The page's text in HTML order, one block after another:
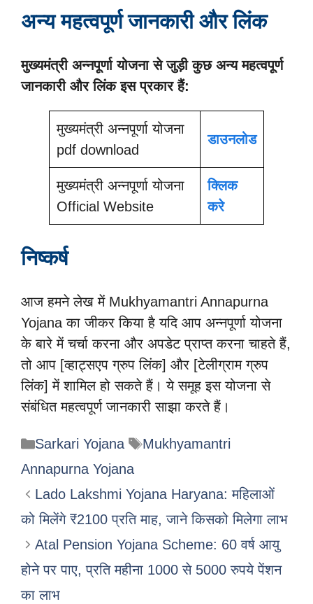
अन्य महत्वपूर्ण जानकारी और लिंक
मुख्यमंत्री अन्नपूर्णा योजना से जुड़ी कुछ अन्य महत्वपूर्ण
जानकारी और लिंक इस प्रकार हैं:
मुख्यमंत्री अन्नपूर्णा योजना
pdf download
डाउनलोड
मुख्यमंत्री अन्नपूर्णा योजना
Official Website
क्लिक
करे
निष्कर्ष
आज हमने लेख में Mukhyamantri Annapurna
Yojana का जीकर किया है यदि आप अन्नपूर्णा योजना
के बारे में चर्चा करना और अपडेट प्राप्त करना चाहते हैं,
तो आप [व्हाट्सएप ग्रुप लिंक] और [टेलीग्राम ग्रुप
लिंक] में शामिल हो सकते हैं। ये समूह इस योजना से
संबंधित महत्वपूर्ण जानकारी साझा करते हैं।
Categories
Sarkari Yojana Tags
Mukhyamantri
Annapurna Yojana
Lado Lakshmi Yojana Haryana: महिलाओं
को मिलेंगे ₹2100 प्रति माह, जाने किसको मिलेगा लाभ
Atal Pension Yojana Scheme: 60 वर्ष आयु
होने पर पाए, प्रति महीना 1000 से 5000 रुपये पेंशन
का लाभ